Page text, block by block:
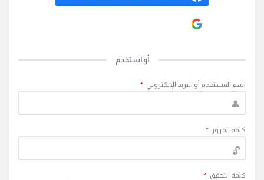
أو استخدم
اسم المستخدم أو البريد الإلكتروني *
كلمة المرور *
كلمة التحقق *